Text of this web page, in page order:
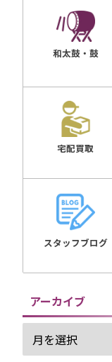
和太鼓・鼓
宅配買取
スタッフブログ
アーカイブ